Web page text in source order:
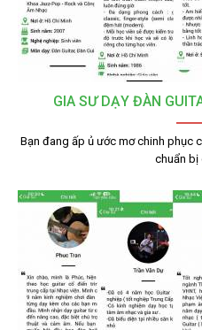
GIA SƯ DẠY ĐÀN
Bạn đang ấp ủ ước mơ chinh phục
chuẩn bị